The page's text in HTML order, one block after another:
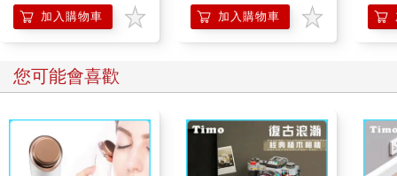
加入購物車 加入購物車
您可能會喜歡